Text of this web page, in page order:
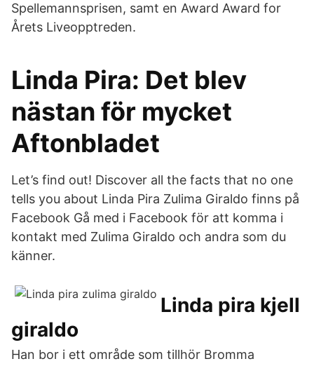
Spellemannsprisen, samt en Award Award for
Årets Liveopptreden.
Linda Pira: Det blev
nästan för mycket
Aftonbladet
Let’s find out! Discover all the facts that no one
tells you about Linda Pira Zulima Giraldo finns på
Facebook Gå med i Facebook för att komma i
kontakt med Zulima Giraldo och andra som du
känner.
Linda pira kjell
giraldo
Han bor i ett område som tillhör Bromma